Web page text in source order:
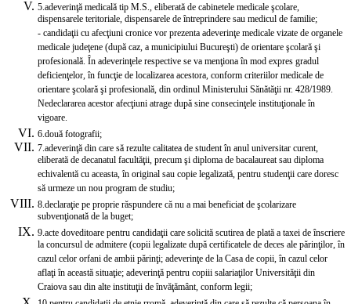
5. adeverinţă medicală tip M.S., eliberată de cabinetele medicale şcolare,
dispensarele teritoriale, dispensarele de întreprindere sau medicul de familie;
- candidaţii cu afecţiuni cronice vor prezenta adeverinţe medicale vizate de organele
medicale judeţene (după caz, a municipiului Bucureşti) de orientare şcolară şi
profesională. În adeverinţele respective se va menţiona în mod expres gradul
deficienţelor, în funcţie de localizarea acestora, conform criteriilor medicale de
orientare şcolară şi profesională, din ordinul Ministerului Sănătăţii nr. 428/1989.
Nedeclararea acestor afecţiuni atrage după sine consecinţele instituţionale în
vigoare.
6. două fotografii;
7. adeverinţă din care să rezulte calitatea de student în anul universitar curent,
eliberată de decanatul facultăţii, precum şi diploma de bacalaureat sau diploma
echivalentă cu aceasta, în original sau copie legalizată, pentru studenţii care doresc
să urmeze un nou program de studiu;
8. declaraţie pe proprie răspundere că nu a mai beneficiat de şcolarizare
subvenţionată de la buget;
9. acte doveditoare pentru candidaţii care solicită scutirea de plată a taxei de înscriere
la concursul de admitere (copii legalizate după certifi­catele de deces ale părinţilor, în
cazul celor orfani de ambii părinţi; adeverinţe de la Casa de copii, în cazul celor
aflaţi în această situaţie; adeverinţă pentru copiii salariaţilor Universităţii din
Craiova sau din alte instituţii de învăţământ, conform legii;